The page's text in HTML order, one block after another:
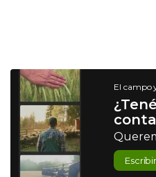
El campo